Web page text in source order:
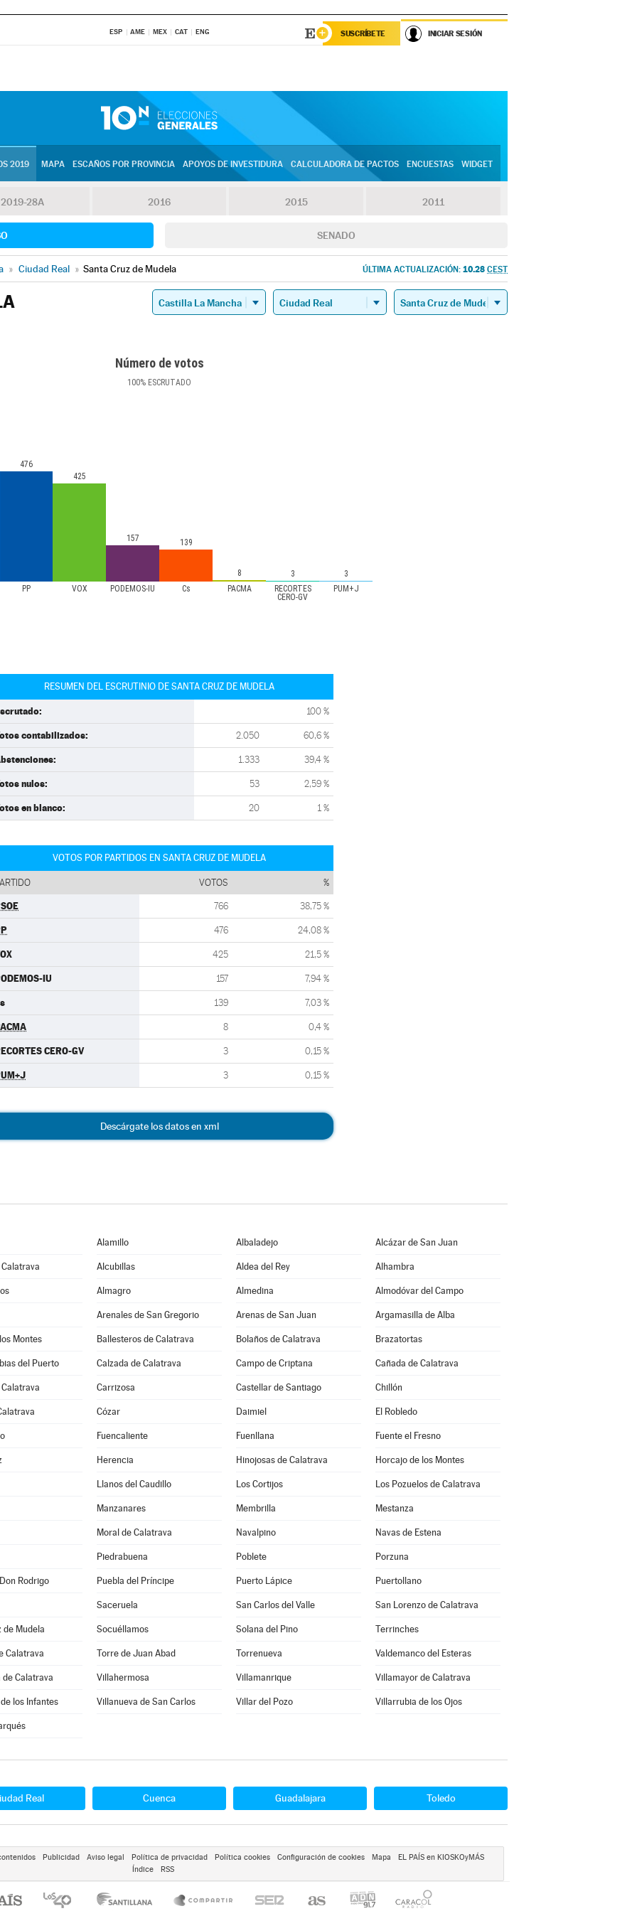
ESP AME MEX CAT ENG SUSCRÍBETE INICIAR SESIÓN
2019 MAPA ESCAÑOS POR PROVINCIA APOYOS DE INVESTIDURA CALCULADORA DE PACTOS ENCUESTAS WIDGET
2019-28A 2016 2015 2011
SENADO
» Ciudad Real » Santa Cruz de Mudela ÚLTIMA ACTUALIZACIÓN: 10.28 CEST
Número de votos
100% ESCRUTADO
PP VOX PODEMOS-IU Cs PACMA
RECORTES
CERO-GV
PUM+J
476
425
157 139
8 3 3
RESUMEN DEL ESCRUTINIO DE SANTA CRUZ DE MUDELA
100 %
contabilizados: 2.050 60,6 %
1.333 39,4 %
nulos: 53 2,59 %
en blanco: 20 1 %
VOTOS POR PARTIDOS EN SANTA CRUZ DE MUDELA
VOTOS %
766 38,75 %
476 24,08 %
425 21,5 %
IU 157 7,94 %
139 7,03 %
8 0,4 %
CERO-GV 3 0,15 %
3 0,15 %
Descárgate los datos en xml
Alamillo Albaladejo Alcázar de San Juan
Alcubillas Aldea del Rey Alhambra
Almagro Almedina Almodóvar del Campo
Arenales de San Gregorio Arenas de San Juan Argamasilla de Alba
Montes Ballesteros de Calatrava Bolaños de Calatrava Brazatortas
del Puerto Calzada de Calatrava Campo de Criptana Cañada de Calatrava
Carrizosa Castellar de Santiago Chillón
Cózar Daimiel El Robledo
Fuencaliente Fuenllana Fuente el Fresno
Herencia Hinojosas de Calatrava Horcajo de los Montes
Llanos del Caudillo Los Cortijos Los Pozuelos de Calatrava
Manzanares Membrilla Mestanza
Moral de Calatrava Navalpino Navas de Estena
Piedrabuena Poblete Porzuna
Rodrigo Puebla del Príncipe Puerto Lápice Puertollano
Saceruela San Carlos del Valle San Lorenzo de Calatrava
de Mudela Socuéllamos Solana del Pino Terrinches
Calatrava Torre de Juan Abad Torrenueva Valdemanco del Esteras
de Calatrava Villahermosa Villamanrique Villamayor de Calatrava
los Infantes Villanueva de San Carlos Villar del Pozo Villarrubia de los Ojos
Real Cuenca Guadalajara Toledo
Publicidad Aviso legal Política de privacidad Política cookies Configuración de cookies Mapa
EL PAÍS en KIOSKOyMÁS
Índice
RSS